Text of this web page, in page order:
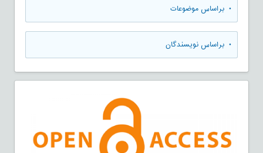
• براساس موضوعات
• براساس نویسندگان